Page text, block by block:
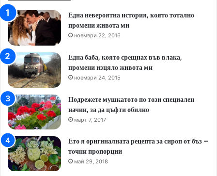
Една невероятна история, която тотално
промени живота ми
ноември 22, 2016
Една баба, която срещнах във влака,
промени изцяло живота ми
ноември 24, 2015
Подрежете мушкатото по този специален
начин, за да цъфти обилно
март 7, 2017
Ето я оригиналната рецепта за сироп от бъз –
точни пропорции
май 29, 2018